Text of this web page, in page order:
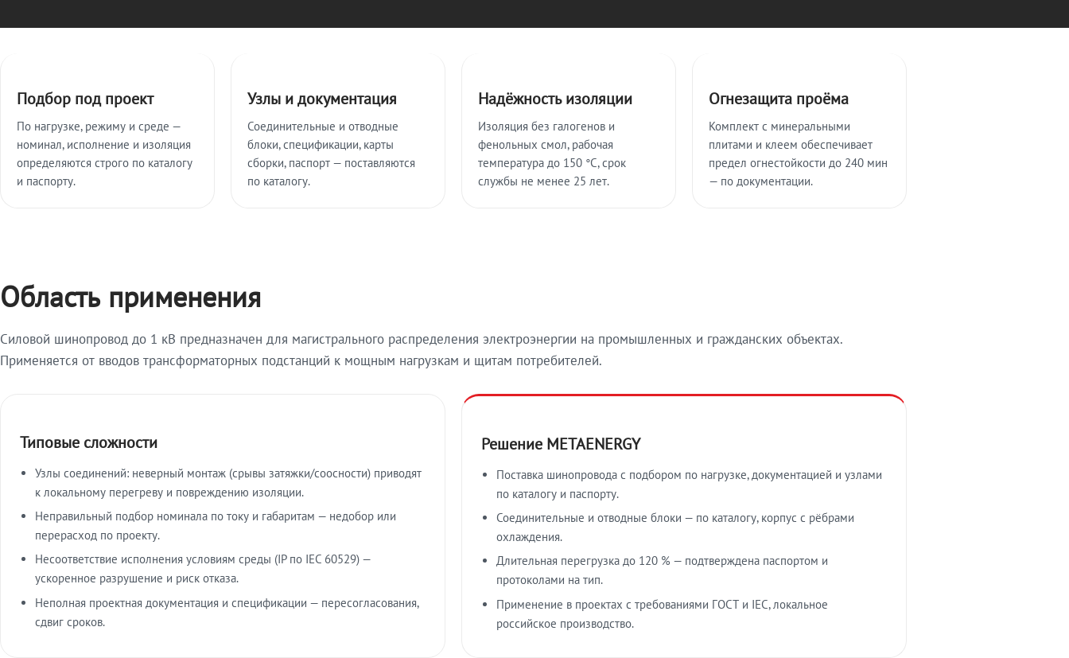
Подбор под проект
По нагрузке, режиму и среде —
номинал, исполнение и изоляция
определяются строго по каталогу
и паспорту.
Узлы и документация
Соединительные и отводные
блоки, спецификации, карты
сборки, паспорт — поставляются
по каталогу.
Надёжность изоляции
Изоляция без галогенов и
фенольных смол, рабочая
температура до 150 °C, срок
службы не менее 25 лет.
Огнезащита проёма
Комплект с минеральными
плитами и клеем обеспечивает
предел огнестойкости до 240 мин
— по документации.
Область применения
Силовой шинопровод до 1 кВ предназначен для магистрального распределения электроэнергии на промышленных и гражданских объектах.
Применяется от вводов трансформаторных подстанций к мощным нагрузкам и щитам потребителей.
Типовые сложности
Узлы соединений: неверный монтаж (срывы затяжки/соосности) приводят
к локальному перегреву и повреждению изоляции.
Неправильный подбор номинала по току и габаритам — недобор или
перерасход по проекту.
Несоответствие исполнения условиям среды (IP по IEC 60529) —
ускоренное разрушение и риск отказа.
Неполная проектная документация и спецификации — пересогласования,
сдвиг сроков.
Решение METAENERGY
Поставка шинопровода с подбором по нагрузке, документацией и узлами
по каталогу и паспорту.
Соединительные и отводные блоки — по каталогу, корпус с рёбрами
охлаждения.
Длительная перегрузка до 120 % — подтверждена паспортом и
протоколами на тип.
Применение в проектах с требованиями ГОСТ и IEC, локальное
российское производство.